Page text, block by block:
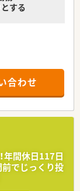
する
したサポートが強
成・接客」を目指
品などを充実させ
。
ます。
合わせ
年間休日117日
でじっくり投